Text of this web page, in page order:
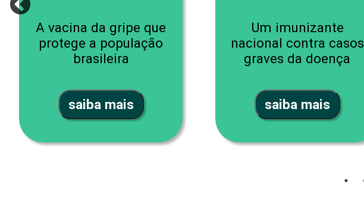
A vacina da gripe que
protege a população
brasileira
saiba mais
Um imunizante
nacional contra casos
graves da doença
saiba mais